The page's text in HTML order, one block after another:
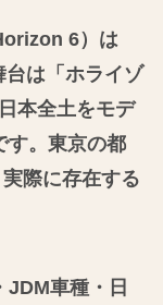
6）は
は「ホライゾ
本全土をモデ
す。東京の都
際に存在する
JDM車種・日